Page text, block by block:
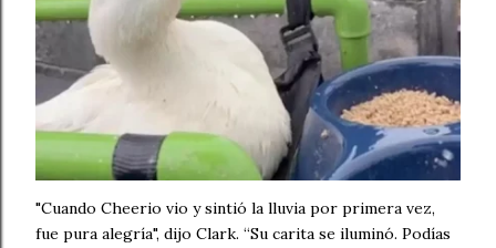
"Cuando Cheerio vio y sintió la lluvia por primera vez,
fue pura alegría", dijo Clark. “Su carita se iluminó. Podías